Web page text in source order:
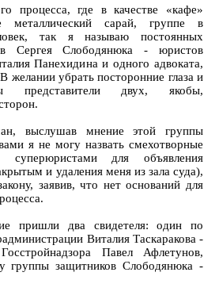
процесса, где в качестве «кафе»
металлический сарай, группе в
так я называю постоянных
Сергея Слободянюка - юристов
Панехидина и одного адвоката,
желании убрать посторонние глаза и
двух, якобы,
выслушав мнение этой группы
я не могу назвать смехотворные
суперюристами для объявления
и удаления меня из зала суда),
заявив, что нет оснований для
пришли два свидетеля: один по
Виталия Таскаракова -
Павел Афлетунов,
группы защитников Слободянюка -